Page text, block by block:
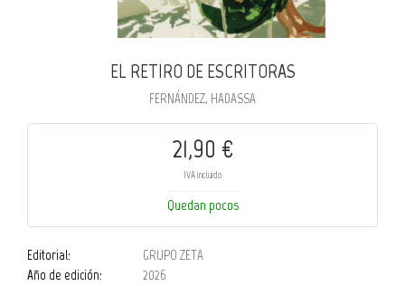
EL RETIRO DE ESCRITORAS
FERNÁNDEZ, HADASSA
21,90 €
IVA incluido
Quedan pocos
Editorial:
GRUPO ZETA
Año de edición:
2026